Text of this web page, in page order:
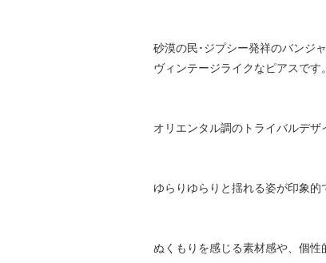
砂漠の民･ジプシー発祥のバンジ
ヴィンテージライクなピアスです。
オリエンタル調のトライバルデ
ゆらりゆらりと揺れる姿が印象的
ぬくもりを感じる素材感や、個性